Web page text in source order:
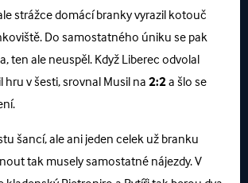
strážce domácí branky vyrazil kotouč
Do samostatného úniku se pak
ten ale neuspěl. Když Liberec odvolal
hru v šesti, srovnal Musil na 2:2a šlo se
šancí, ale ani jeden celek už branku
tak musely samostatné nájezdy. V